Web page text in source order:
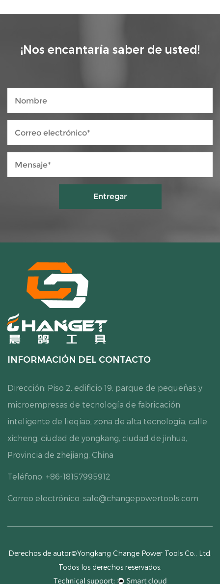
¡Nos encantaría saber de usted!
INFORMACIÓN DEL CONTACTO
Dirección: Piso 2, edificio 19, parque de pequeñas y
microempresas de tecnología de fabricación
inteligente de lieqiao, zona de alta tecnología, calle
xicheng, ciudad de yongkang, ciudad de jinhua,
Provincia de zhejiang, China
Teléfono: +86-18157995912
Correo electrónico: sale@changepowertools.com
Derechos de autor©Yongkang Change Power Tools Co., Ltd.
Todos los derechos reservados.